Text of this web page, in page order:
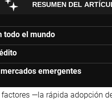
RESUMEN DEL
todo el mundo
emergentes
—la rápida adopción